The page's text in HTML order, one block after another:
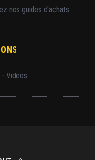
nos guides d'achats.
Vidéos